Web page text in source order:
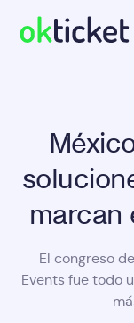
marcan
El congreso
Events fue todo